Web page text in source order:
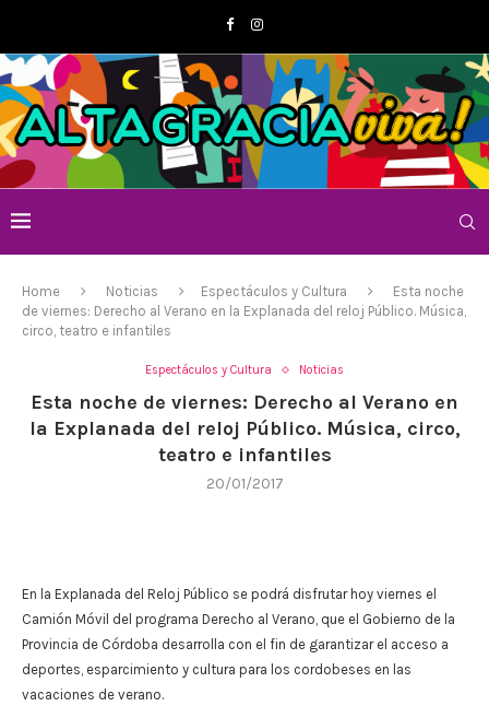
Home Noticias Espectáculos y Cultura
Esta noche
de viernes: Derecho al Verano en la Explanada del reloj Público. Música,
circo, teatro e infantiles
Espectáculos y Cultura Noticias
Esta noche de viernes: Derecho al Verano en
la Explanada del reloj Público. Música, circo,
teatro e infantiles
20/01/2017
En la Explanada del Reloj Público se podrá disfrutar hoy viernes el
Camión Móvil del programa Derecho al Verano, que el Gobierno de la
Provincia de Córdoba desarrolla con el fin de garantizar el acceso a
deportes, esparcimiento y cultura para los cordobeses en las
vacaciones de verano.